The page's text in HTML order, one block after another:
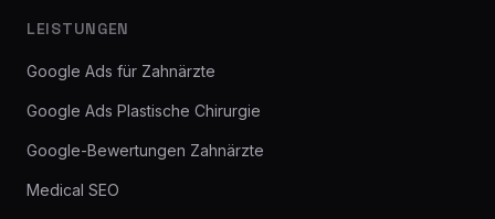
LEISTUNGEN
Google Ads für Zahnärzte
Google Ads Plastische Chirurgie
Google-Bewertungen Zahnärzte
Medical SEO